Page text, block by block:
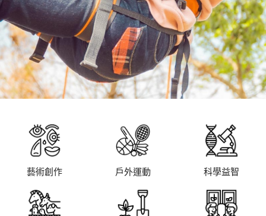
藝術創作 戶外運動 科學益智